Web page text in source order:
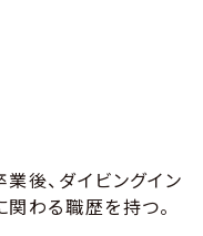
後、ダイビングイン
わる職歴を持つ。